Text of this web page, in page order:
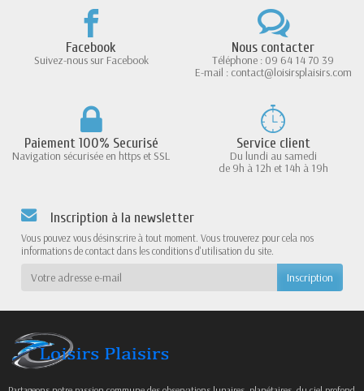
Facebook
Suivez-nous sur Facebook
Nous contacter
Téléphone : 09 64 14 70 39
E-mail : contact@loisirsplaisirs.com
Paiement 100% Securisé
Navigation sécurisée en https et SSL
Service client
Du lundi au samedi
de 9h à 12h et 14h à 19h
Inscription à la newsletter
Vous pouvez vous désinscrire à tout moment. Vous trouverez pour cela nos
informations de contact dans les conditions d'utilisation du site.